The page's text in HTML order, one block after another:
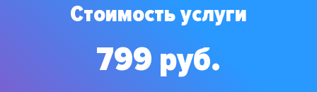
Стоимость услуги
799 руб.